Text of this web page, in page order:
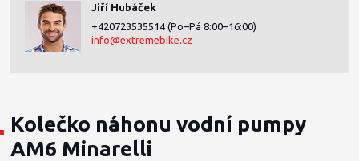
Jiří Hubáček
+420723535514 (Po–Pá 8:00–16:00)
info@extremebike.cz
Kolečko náhonu vodní pumpy
AM6 Minarelli